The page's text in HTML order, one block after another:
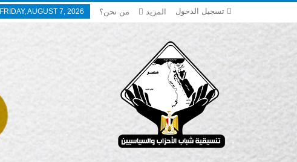
تسجيل الدخول FRIDAY, AUGUST 7, 2026 من نحن؟ المزيد